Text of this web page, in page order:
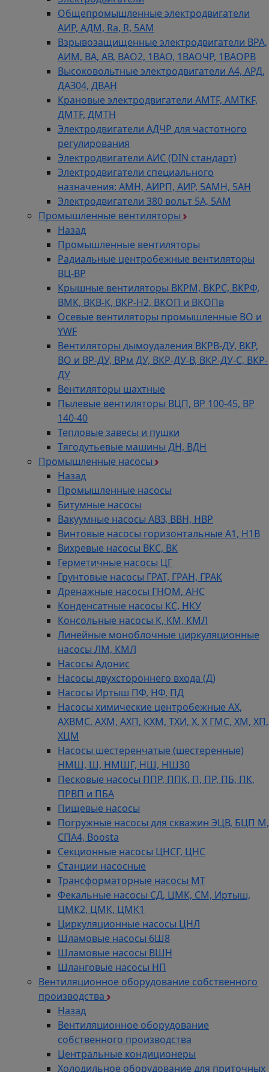
Общепромышленные электродвигатели
АИР, АДМ, Ra, R, 5AM
Взрывозащищенные электродвигатели ВРА,
АИМ, ВА, АВ, ВАO2, 1ВАО, 1ВАОЧР, 1ВАОРВ
Высоковольтные электродвигатели A4, АРД,
ДАЗ04, ДВАН
Крановые электродвигатели AMTF, AMTKF,
ДMTF, ДМТН
Электродвигатели АДЧР для частотного
регулирования
Электродвигатели АИС (DIN стандарт)
Электродвигатели специального
назначения: АМН, АИРП, АИР, 5АМН, 5АН
Электродвигатели 380 вольт 5А, 5АМ
Промышленные вентиляторы
Назад
Промышленные вентиляторы
Радиальные центробежные вентиляторы
ВЦ-ВР
Крышные вентиляторы ВКРМ, ВКРС, ВКРФ,
ВМК, ВКВ-К, ВКР-Н2, ВКОП и ВКОПв
Осевые вентиляторы промышленные ВО и
YWF
Вентиляторы дымоудаления ВКРВ-ДУ, ВКР,
ВО и ВР-ДУ, ВРм ДУ, ВКР-ДУ-В, ВКР-ДУ-С, ВКР-
ДУ
Вентиляторы шахтные
Пылевые вентиляторы ВЦП, ВР 100-45, ВР
140-40
Тепловые завесы и пушки
Тягодутьевые машины ДН, ВДН
Промышленные насосы
Назад
Промышленные насосы
Битумные насосы
Вакуумные насосы АВЗ, ВВН, НВР
Винтовые насосы горизонтальные А1, Н1В
Вихревые насосы ВКС, ВК
Герметичные насосы ЦГ
Грунтовые насосы ГРАТ, ГРАН, ГРАК
Дренажные насосы ГНОМ, АНС
Конденсатные насосы КС, НКУ
Консольные насосы К, КМ, КМЛ
Линейные моноблочные циркуляционные
насосы ЛМ, КМЛ
Насосы Адонис
Насосы двухстороннего входа (Д)
Насосы Иртыш ПФ, НФ, ПД
Насосы химические центробежные АХ,
АХВМС, АХМ, АХП, КХМ, ТХИ, Х, Х ГМС, ХМ, ХП,
ХЦМ
Насосы шестеренчатые (шестеренные)
НМШ, Ш, НМШГ, НШ, НШ30
Песковые насосы ППР, ППК, П, ПР, ПБ, ПК,
ПРВП и ПБА
Пищевые насосы
Погружные насосы для скважин ЭЦВ, БЦП М,
СПА4, Boosta
Секционные насосы ЦНСГ, ЦНС
Станции насосные
Трансформаторные насосы МТ
Фекальные насосы СД, ЦМК, СМ, Иртыш,
ЦМК2, ЦМК, ЦМК1
Циркуляционные насосы ЦНЛ
Шламовые насосы 6Ш8
Шламовые насосы ВШН
Шланговые насосы НП
Вентиляционное оборудование собственного
производства
Назад
Вентиляционное оборудование
собственного производства
Центральные кондиционеры
Холодильное оборудование для приточных